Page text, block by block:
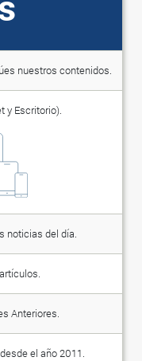
nuestros contenidos.
y Escritorio).
noticias del día.
Anteriores.
el año 2011.